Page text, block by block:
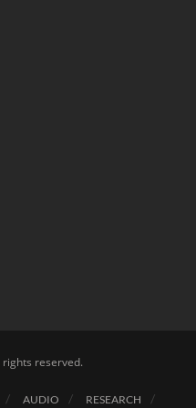
rights reserved.
AUDIO RESEARCH